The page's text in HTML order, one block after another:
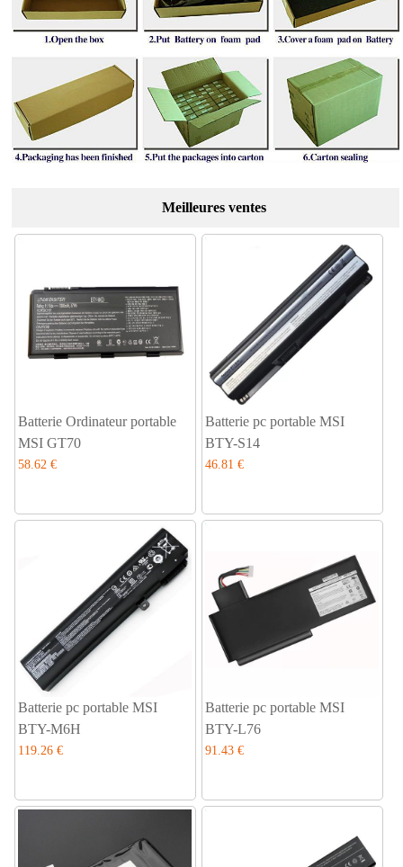
Meilleures ventes
Batterie Ordinateur portable
MSI GT70
58.62 €
Batterie pc portable MSI
BTY-S14
46.81 €
Batterie pc portable MSI
BTY-M6H
119.26 €
Batterie pc portable MSI
BTY-L76
91.43 €